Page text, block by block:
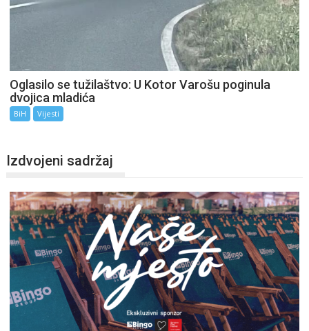
Oglasilo se tužilaštvo: U Kotor Varošu poginula
dvojica mladića
BiH Vijesti
Izdvojeni sadržaj